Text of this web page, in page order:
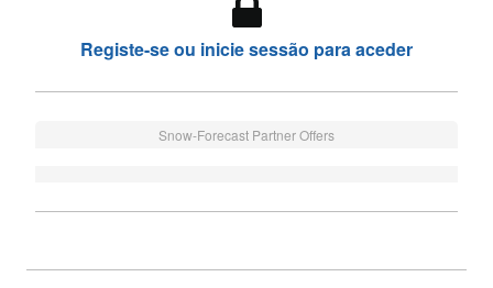
Registe-se ou inicie sessão para aceder
Snow-Forecast Partner Offers